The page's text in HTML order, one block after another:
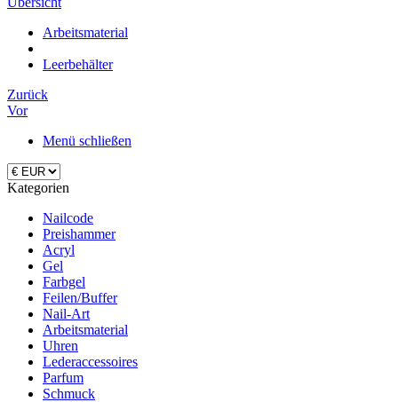
Arbeitsmaterial
Leerbehälter
Zurück
Vor
Menü schließen
Kategorien
Nailcode
Preishammer
Acryl
Gel
Farbgel
Feilen/Buffer
Nail-Art
Arbeitsmaterial
Uhren
Lederaccessoires
Parfum
Schmuck